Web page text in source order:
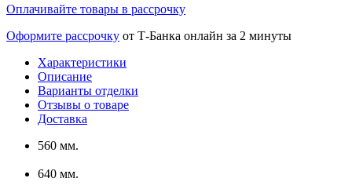
Оплачивайте товары в рассрочку
Оформите рассрочку от Т-Банка онлайн за 2 минуты
Характеристики
Описание
Варианты отделки
Отзывы о товаре
Доставка
560 мм.
640 мм.